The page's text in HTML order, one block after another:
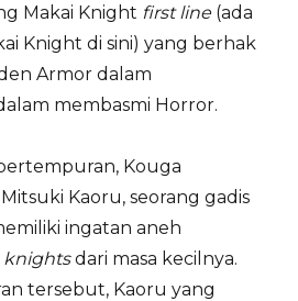
Makai Knight first line(ada
Knight di sini) yang berhak
Armor dalam
membasmi Horror.
Kouga
Kaoru, seorang gadis
ingatan aneh
knightsdari masa kecilnya.
tersebut, Kaoru yang